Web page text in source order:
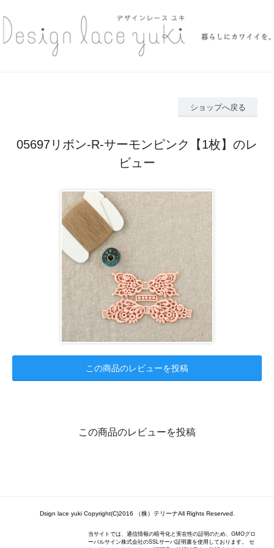
ショップへ戻る
05697リボン-R-サーモンピンク【1枚】のレ
ビュー
この商品のレビューを投稿
この商品のレビューを投稿
Dsign lace yuki Copyright(C)2016 （株）テリーナAll Rights Reserved.
当サイトでは、通信情報の暗号化と実在性の証明のため、GMOグロ
ーバルサイン株式会社のSSLサーバ証明書を使用しております。 セ